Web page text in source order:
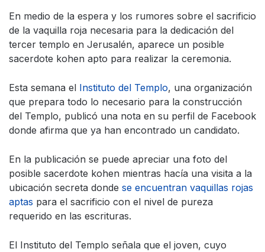
En medio de la espera y los rumores sobre el sacrificio
de la vaquilla roja necesaria para la dedicación del
tercer templo en Jerusalén, aparece un posible
sacerdote kohen apto para realizar la ceremonia.
Esta semana el Instituto del Templo, una organización
que prepara todo lo necesario para la construcción
del Templo, publicó una nota en su perfil de Facebook
donde afirma que ya han encontrado un candidato.
En la publicación se puede apreciar una foto del
posible sacerdote kohen mientras hacía una visita a la
ubicación secreta donde se encuentran vaquillas rojas
aptas para el sacrificio con el nivel de pureza
requerido en las escrituras.
El Instituto del Templo señala que el joven, cuyo